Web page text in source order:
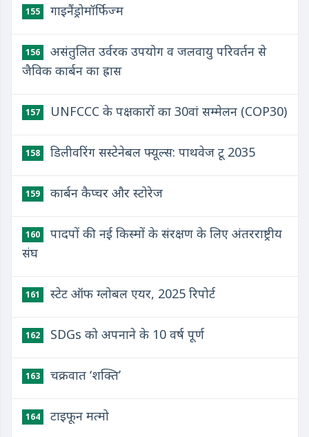
155 गाइनैंड्रोमॉर्फिज्म
156
असंतुलित उर्वरक उपयोग व जलवायु परिवर्तन से
जैविक कार्बन का ह्रास
157 UNFCCC के पक्षकारों का 30वां सम्मेलन (COP30)
158 डिलीवरिंग सस्टेनेबल फ्यूल्स: पाथवेज टू 2035
159 कार्बन कैप्चर और स्टोरेज
160
पादपों की नई किस्मों के संरक्षण के लिए अंतरराष्ट्रीय
संघ
161 स्टेट ऑफ ग्लोबल एयर, 2025 रिपोर्ट
162 SDGs को अपनाने के 10 वर्ष पूर्ण
163 चक्रवात ‘शक्ति’
164 टाइफून मत्मो